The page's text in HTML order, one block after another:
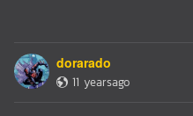
dorarado
11 yearsago